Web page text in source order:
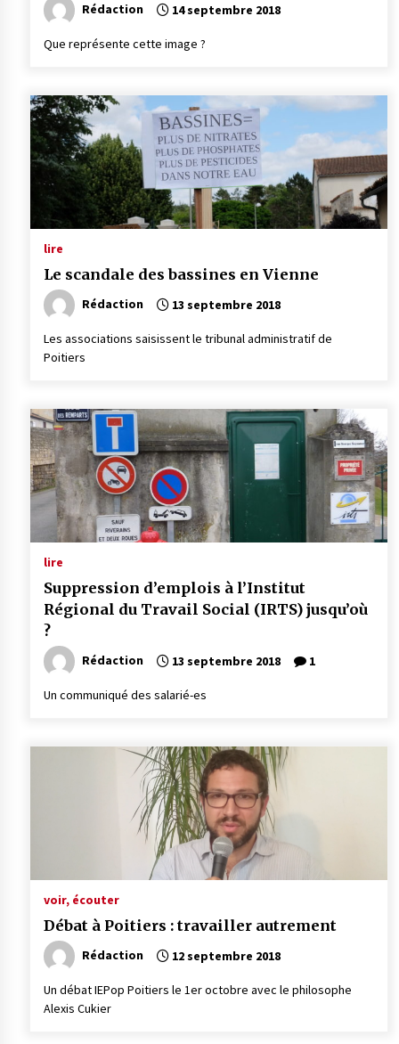
Rédaction 14 septembre 2018
Que représente cette image ?
lire
Le scandale des bassines en Vienne
Rédaction 13 septembre 2018
Les associations saisissent le tribunal administratif de
Poitiers
lire
Suppression d’emplois à l’Institut
Régional du Travail Social (IRTS) jusqu’où
?
Rédaction 13 septembre 2018 1
Un communiqué des salarié-es
voir, écouter
Débat à Poitiers : travailler autrement
Rédaction 12 septembre 2018
Un débat IEPop Poitiers le 1er octobre avec le philosophe
Alexis Cukier